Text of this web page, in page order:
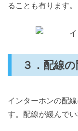
ることも有ります。
３．配線
インターホンの配
す。配線が緩んでい